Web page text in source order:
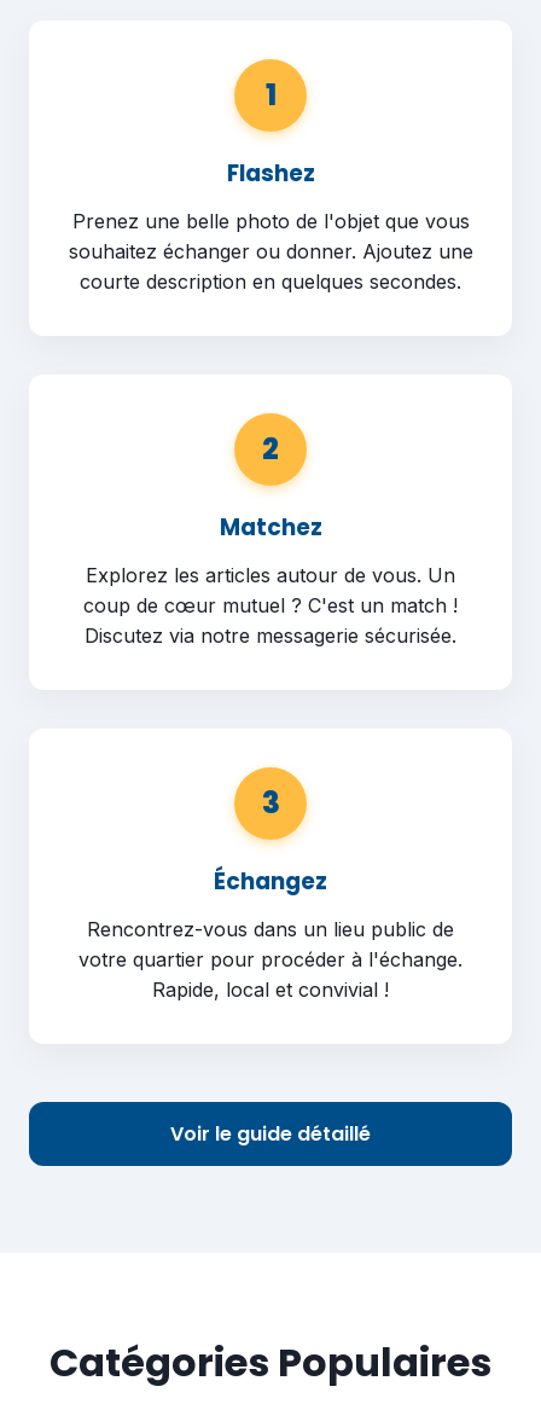
1
Flashez
Prenez une belle photo de l'objet que vous
souhaitez échanger ou donner. Ajoutez une
courte description en quelques secondes.
2
Matchez
Explorez les articles autour de vous. Un
coup de cœur mutuel ? C'est un match !
Discutez via notre messagerie sécurisée.
3
Échangez
Rencontrez-vous dans un lieu public de
votre quartier pour procéder à l'échange.
Rapide, local et convivial !
Voir le guide détaillé
Catégories Populaires